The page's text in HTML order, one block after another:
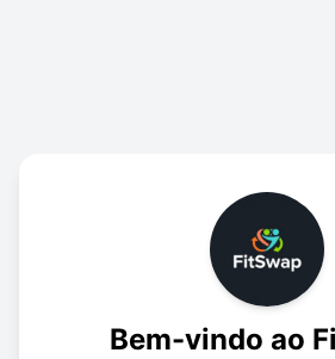
Bem-vindo ao